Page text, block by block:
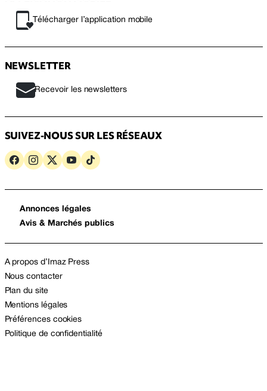
Télécharger l’application mobile
NEWSLETTER
Recevoir les newsletters
SUIVEZ-NOUS SUR LES RÉSEAUX
Annonces légales
Avis & Marchés publics
A propos d’Imaz Press
Nous contacter
Plan du site
Mentions légales
Préférences cookies
Politique de confidentialité